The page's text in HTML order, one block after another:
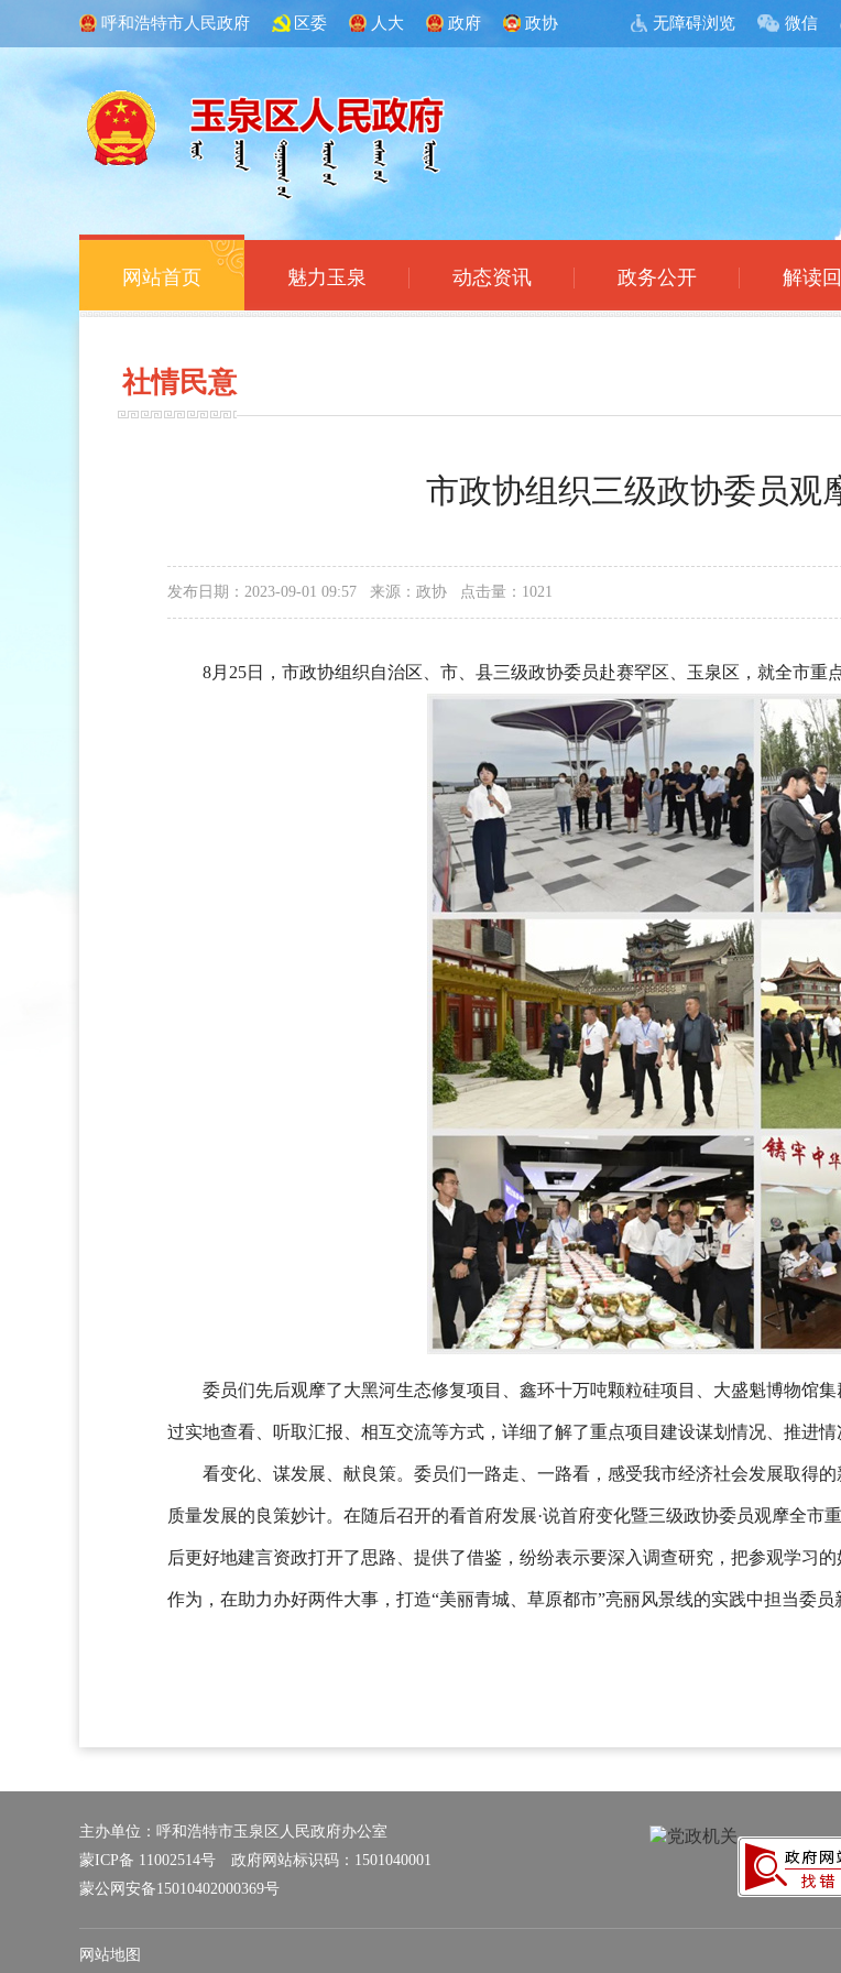
呼和浩特市人民政府 区委 人大 政府 政协 无障碍浏览 微信
网站首页 魅力玉泉 动态资讯 政务公开 解读
社情民意
市政协组织三级政协委员观
发布日期：2023-09-01 09:57 来源：政协 点击量：1021
8月 25日，市政协组织自治区、市、县三级政协委员赴赛罕区、玉泉区，就全市重
委员们先后观摩了大黑河生态修复项目、鑫环十万吨颗粒硅项目、大盛魁博物馆集
过实地查看、听取汇报、相互交流等方式，详细了解了重点项目建设谋划情况、推进情
看变化、谋发展、献良策。委员们一路走、一路看，感受我市经济社会发展取得
质量发展的良策妙计。在随后召开的看首府发展·说首府变化暨三级政协委员观摩全市
后更好地建言资政打开了思路、提供了借鉴，纷纷表示要深入调查研究，把参观学习
作为，在助力办好两件大事，打造“美丽青城、草原都市”亮丽风景线的实践中担当委员
主办单位：呼和浩特市玉泉区人民政府办公室
蒙ICP备 11002514号 政府网站标识码：1501040001
蒙公网安备15010402000369号
网站地图